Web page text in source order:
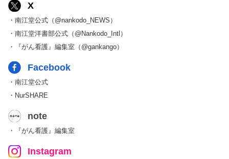
X
・南江堂公式（@nankodo_NEWS）
・南江堂洋書部公式（@Nankodo_Intl）
・『がん看護』編集室（@gankango）
Facebook
・南江堂公式
・NurSHARE
note
・『がん看護』編集室
Instagram